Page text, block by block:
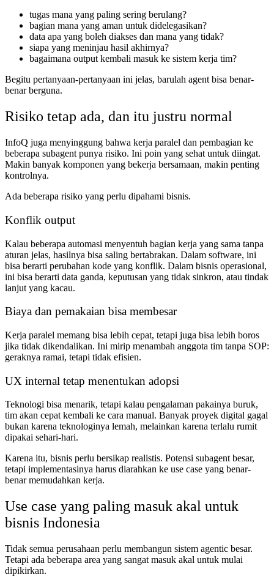
tugas mana yang paling sering berulang?
bagian mana yang aman untuk didelegasikan?
data apa yang boleh diakses dan mana yang tidak?
siapa yang meninjau hasil akhirnya?
bagaimana output kembali masuk ke sistem kerja tim?
Begitu pertanyaan-pertanyaan ini jelas, barulah agent bisa benar-
benar berguna.
Risiko tetap ada, dan itu justru normal
InfoQ juga menyinggung bahwa kerja paralel dan pembagian ke
beberapa subagent punya risiko. Ini poin yang sehat untuk diingat.
Makin banyak komponen yang bekerja bersamaan, makin penting
kontrolnya.
Ada beberapa risiko yang perlu dipahami bisnis.
Konflik output
Kalau beberapa automasi menyentuh bagian kerja yang sama tanpa
aturan jelas, hasilnya bisa saling bertabrakan. Dalam software, ini
bisa berarti perubahan kode yang konflik. Dalam bisnis operasional,
ini bisa berarti data ganda, keputusan yang tidak sinkron, atau tindak
lanjut yang kacau.
Biaya dan pemakaian bisa membesar
Kerja paralel memang bisa lebih cepat, tetapi juga bisa lebih boros
jika tidak dikendalikan. Ini mirip menambah anggota tim tanpa SOP:
geraknya ramai, tetapi tidak efisien.
UX internal tetap menentukan adopsi
Teknologi bisa menarik, tetapi kalau pengalaman pakainya buruk,
tim akan cepat kembali ke cara manual. Banyak proyek digital gagal
bukan karena teknologinya lemah, melainkan karena terlalu rumit
dipakai sehari-hari.
Karena itu, bisnis perlu bersikap realistis. Potensi subagent besar,
tetapi implementasinya harus diarahkan ke use case yang benar-
benar memudahkan kerja.
Use case yang paling masuk akal untuk
bisnis Indonesia
Tidak semua perusahaan perlu membangun sistem agentic besar.
Tetapi ada beberapa area yang sangat masuk akal untuk mulai
dipikirkan.